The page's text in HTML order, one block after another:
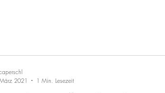
2021
1 Min. Lesezeit